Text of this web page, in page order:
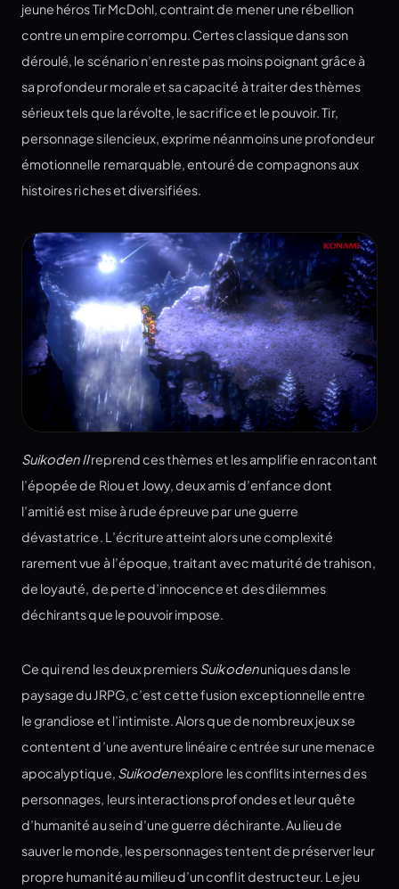
jeune héros Tir McDohl, contraint de mener une rébellion
contre un empire corrompu. Certes classique dans son
déroulé, le scénario n’en reste pas moins poignant grâce à
sa profondeur morale et sa capacité à traiter des thèmes
sérieux tels que la révolte, le sacrifice et le pouvoir. Tir,
personnage silencieux, exprime néanmoins une profondeur
émotionnelle remarquable, entouré de compagnons aux
histoires riches et diversifiées.
Suikoden IIreprend ces thèmes et les amplifie en racontant
l’épopée de Riou et Jowy, deux amis d’enfance dont
l’amitié est mise à rude épreuve par une guerre
dévastatrice. L’écriture atteint alors une complexité
rarement vue à l’époque, traitant avec maturité de trahison,
de loyauté, de perte d’innocence et des dilemmes
déchirants que le pouvoir impose.
Ce qui rend les deux premiersSuikodenuniques dans le
paysage du JRPG, c’est cette fusion exceptionnelle entre
le grandiose et l’intimiste. Alors que de nombreux jeux se
contentent d’une aventure linéaire centrée sur une menace
apocalyptique, Suikodenexplore les conflits internes des
personnages, leurs interactions profondes et leur quête
d’humanité au sein d’une guerre déchirante. Au lieu de
sauver le monde, les personnages tentent de préserver leur
propre humanité au milieu d’un conflit destructeur. Le jeu